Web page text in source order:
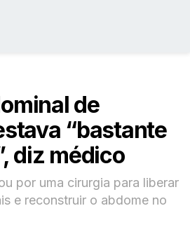
de
“bastante
diz médico
por uma cirurgia para liberar
e reconstruir o abdome no